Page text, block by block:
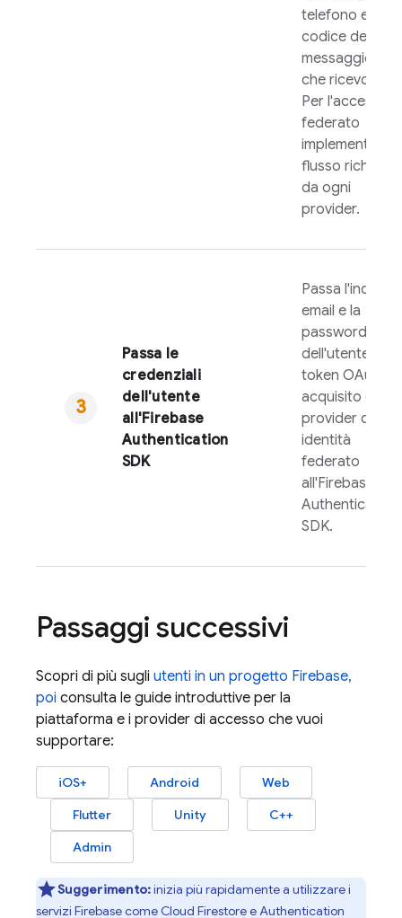
telefono e poi il
codice del
messaggio
che ricevono.
Per l'accesso
federato
implementa il
flusso richiesto
da ogni
provider.
Passa le
credenziali
dell'utente
all'Firebase
Authentication
SDK
Passa
email e la
password
dell'utente o il
token OAuth
acquisito dal
provider di
identità
federato
all'Firebase
Authentication
SDK.
Passaggi successivi
Scopri di più sugli utenti in un progetto Firebase,
poi consulta le guide introduttive per la
piattaforma e i provider di accesso che vuoi
supportare:
iOS+ Android
Web
Flutter
Unity
C++
Admin
Suggerimento:inizia più rapidamente a utilizzare i
servizi Firebase come Cloud FirestoreeAuthentication